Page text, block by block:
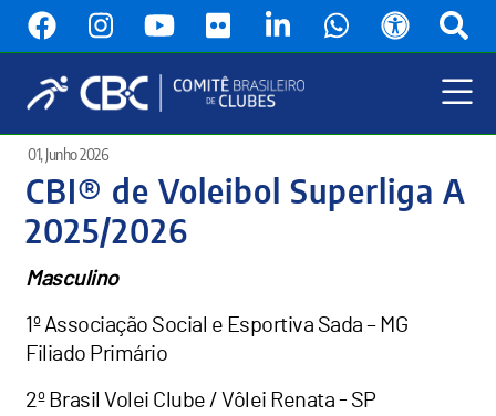
conteúdo
Menu
Principal
CBI® de Voleibol Superliga A
2025/2026
01, Junho 2026
Masculino
1º Associação Social e Esportiva Sada – MG
Filiado Primário
2º Brasil Volei Clube / Vôlei Renata - SP